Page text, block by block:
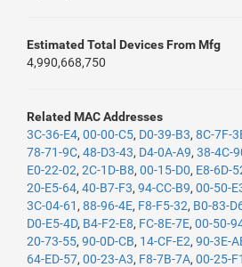
Estimated Total Devices From Mfg
4,990,668,750
Related MAC Addresses
3C-36-E4, 00-00-C5, D0-39-B3, 8C-7F-
78-71-9C, 48-D3-43, D4-0A-A9, 38-4C-
E0-22-02, 2C-1D-B8, 00-15-D0, E8-6D-
20-E5-64, 40-B7-F3, 94-CC-B9, 00-50-
3C-04-61 , 88-96-4E, F8-F5-32, B0-83-
D0-E5-4D, B4-F2-E8, FC-8E-7E, 00-50-
20-73-55, 90-0D-CB, 14-CF-E2, 90-3E-
64-ED-57, 00-23-A3, F8-7B-7A, 00-25-F1